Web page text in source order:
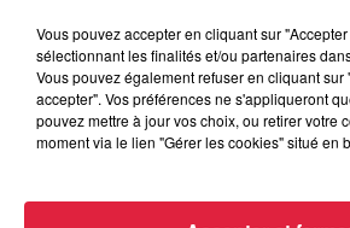
Publié : 6 novembre 2024 à 6h00 -
à 16h48 Celine Rinckel
Vous pouvez accepter en cliquant sur
sélectionnant les finalités et/ou partenaires
Vous pouvez également refuser en cliquant sur
accepter". Vos préférences ne s'appliqueront
pouvez mettre à jour vos choix, ou retirer votre
moment via le lien "Gérer les cookies" situé en